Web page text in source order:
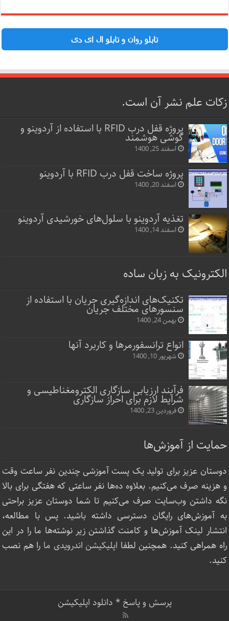
تابلو روان و تابلو ال ای دی
زکات علم نشر آن است.
پروژه قفل‌ درب RFID با استفاده از آردوینو و
گوشی هوشمند
اسفند 25, 1400
پروژه ساخت قفل‌ درب RFID با آردوینو
اسفند 20, 1400
تغذیه آردوینو با سلول‌های خورشیدی آردوینو
اسفند 14, 1400
الکترونیک به زبان ساده
تکنیک‌های اندازه‌گیری جریان با استفاده از
سنسورهای مختلف جریان
بهمن 24, 1400
انواع ترانسفورمرها و کاربرد آنها
شهریور 10, 1400
فرآیند ارزیابی سازگاری الکترومغناطیسی و
شرایط لازم برای احراز سازگاری
فروردین 23, 1400
حمایت از آموزش‌ها
دوستان عزیز برای تولید یک پست آموزشی چندین نفر ساعت‌ وقت
و هزینه صرف می‌کنیم. بعلاوه ده‌ها نفر ساعتی که هفتگی برای بالا
نگه داشتن وب‌سایت صرف ‌می‌کنیم تا شما دوستان عزیز براحتی
به آموزش‌های رایگان دسترسی داشته باشید. پس با مطالعه،
انتشار لینک‌ آموزش‌ها و کامنت گذاشتن زیر نوشته‌‌ها ما را در این
راه همراهی کنید. همچنین لطفا اپلیکیشن اندرویدی ما را هم نصب
کنید.
پرسش و پاسخ* دانلود اپلیکیشن